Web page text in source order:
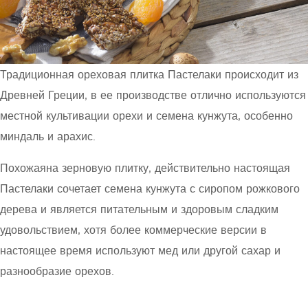
Традиционная ореховая плитка Пастелаки происходит из
Древней Греции, в ее производстве отлично используются
местной культивации орехи и семена кунжута, особенно
миндаль и арахис.
Похожаяна зерновую плитку, действительно настоящая
Пастелаки сочетает семена кунжута с сиропом рожкового
дерева и является питательным и здоровым сладким
удовольствием, хотя более коммерческие версии в
настоящее время используют мед или другой сахар и
разнообразие орехов.